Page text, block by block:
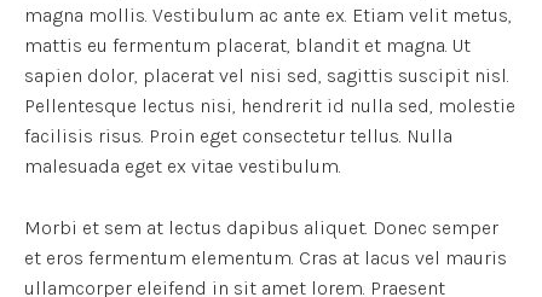
magna mollis. Vestibulum ac ante ex. Etiam velit metus,
mattis eu fermentum placerat, blandit et magna. Ut
sapien dolor, placerat vel nisi sed, sagittis suscipit nisl.
Pellentesque lectus nisi, hendrerit id nulla sed, molestie
facilisis risus. Proin eget consectetur tellus. Nulla
malesuada eget ex vitae vestibulum.
Morbi et sem at lectus dapibus aliquet. Donec semper
et eros fermentum elementum. Cras at lacus vel mauris
ullamcorper eleifend in sit amet lorem. Praesent